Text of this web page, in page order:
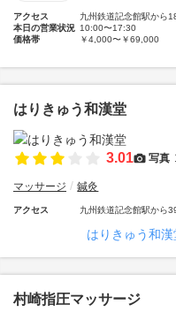
アクセス
九州鉄道記念館駅から
本日の営業状況 10:00〜17:30
価格帯
￥4,000〜￥69,000
はりきゅう和漢堂
3.01 写真
マッサージ 鍼灸
アクセス 九州鉄道記念館駅から
はりきゅう和
村崎指圧マッサージ